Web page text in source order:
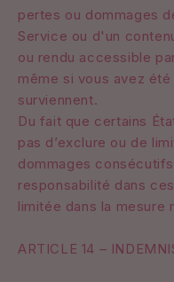
pertes ou dommages
Service ou d'un
ou rendu accessible
même si vous avez
surviennent.
Du fait que certains
pas d’exclure ou de
dommages
responsabilité dans
limitée dans la mesure
ARTICLE 14 –